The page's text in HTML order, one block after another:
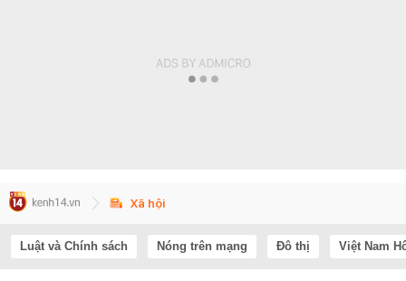
Xã hội
Luật và Chính sách Nóng trên mạng Đô thị Việt Nam